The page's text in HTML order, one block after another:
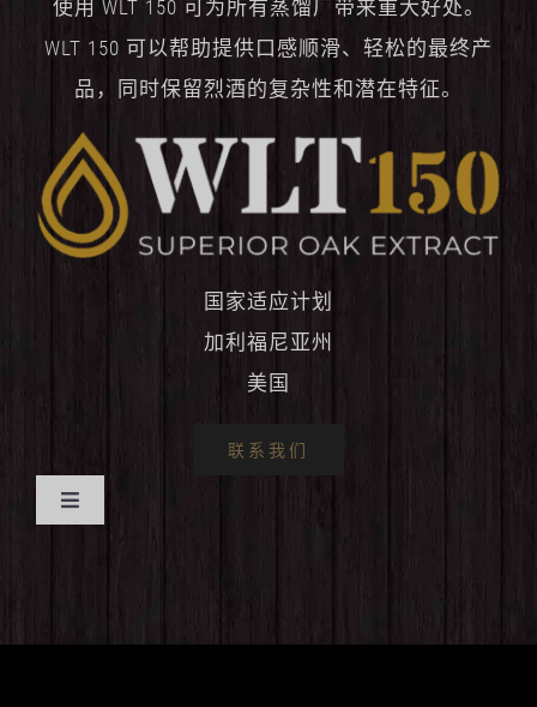
使用 WLT 150 可为所有蒸馏厂带来重大好处。
WLT 150 可以帮助提供口感顺滑、轻松的最终产
品，同时保留烈酒的复杂性和潜在特征。
国家适应计划
加利福尼亚州
美国
联系我们
切
好处